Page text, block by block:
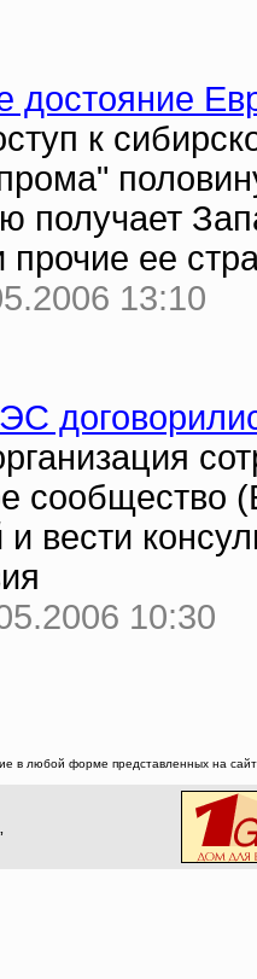
достояние
к
получает
прочие ее
13:10
сообщество
вести
10:30
в любой форме представленных на